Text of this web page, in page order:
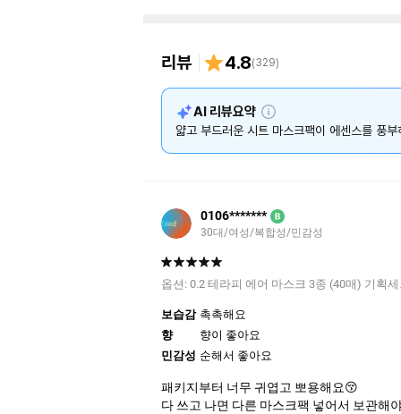
리뷰 4.8(329)
AI 리뷰요약 설
명
얇고 부드러운 시트 마스크팩이 에센스를 풍
0106******* B
30대/여성/복합성/민감성
옵션: 0.2 테라피 에어 마스크 3종 (40매) 기획
보습감 촉촉해요
향
향이 좋아요
민감성 순해서 좋아요
패키지부터 너무 귀엽고 뽀용해요😚
다 쓰고 나면 다른 마스크팩 넣어서 보관해